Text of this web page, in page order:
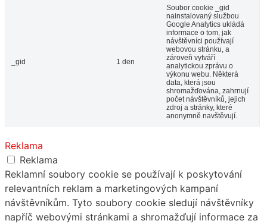
_gid 1 den
Soubor cookie _gid
nainstalovaný službou
Google Analytics ukládá
informace o tom, jak
návštěvníci používají
webovou stránku, a
zároveň vytváří
analytickou zprávu o
výkonu webu. Některá
data, která jsou
shromažďována, zahrnují
počet návštěvníků, jejich
zdroj a stránky, které
anonymně navštěvují.
Reklama
Reklama
Reklamní soubory cookie se používají k poskytování
relevantních reklam a marketingových kampaní
návštěvníkům. Tyto soubory cookie sledují návštěvníky
napříč webovými stránkami a shromažďují informace za